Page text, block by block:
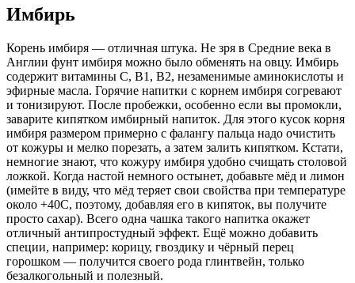
Имбирь
Корень имбиря — отличная штука. Не зря в Средние века в
Англии фунт имбиря можно было обменять на овцу. Имбирь
содержит витамины C, B1, B2, незаменимые аминокислоты и
эфирные масла. Горячие напитки с корнем имбиря согревают
и тонизируют. После пробежки, особенно если вы промокли,
заварите кипятком имбирный напиток. Для этого кусок корня
имбиря размером примерно с фалангу пальца надо очистить
от кожуры и мелко порезать, а затем залить кипятком. Кстати,
немногие знают, что кожуру имбиря удобно счищать столовой
ложкой. Когда настой немного остынет, добавьте мёд и лимон
(имейте в виду, что мёд теряет свои свойства при температуре
около +40С, поэтому, добавляя его в кипяток, вы получите
просто сахар). Всего одна чашка такого напитка окажет
отличный антипростудный эффект. Ещё можно добавить
специи, например: корицу, гвоздику и чёрный перец
горошком — получится своего рода глинтвейн, только
безалкогольный и полезный.